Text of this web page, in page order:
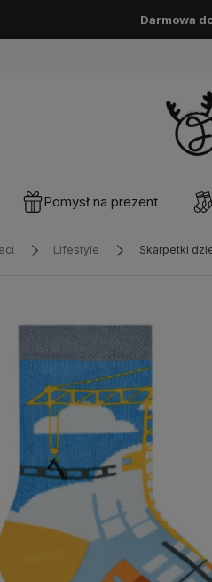
Darmowa
Pomysł na prezent
Lifestyle Skarpetki